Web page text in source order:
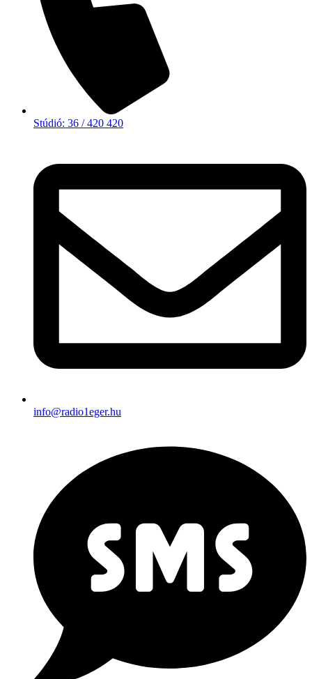
Stúdió: 36 / 420 420
info@radio1eger.hu